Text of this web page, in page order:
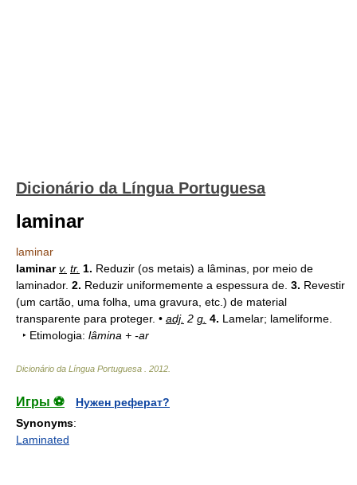
Dicionário da Língua Portuguesa
laminar
laminar
laminar v. tr. 1. Reduzir (os metais) a lâminas, por meio de
laminador. 2. Reduzir uniformemente a espessura de. 3. Revestir
(um cartão, uma folha, uma gravura, etc.) de material
transparente para proteger. • adj. 2 g. 4. Lamelar; lameliforme.
‣ Etimologia: lâmina + -ar
Dicionário da Língua Portuguesa 2012
Игры ⚽
Нужен реферат?
Synonyms:
Laminated